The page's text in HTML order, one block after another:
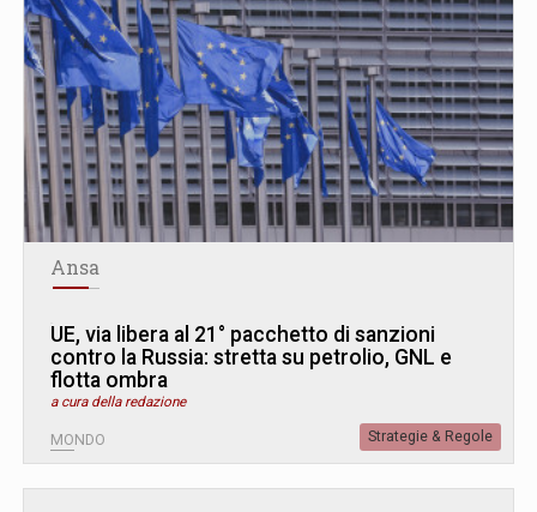
Ansa
UE, via libera al 21° pacchetto di sanzioni
contro la Russia: stretta su petrolio, GNL e
flotta ombra
a cura della redazione
MONDO Strategie & Regole